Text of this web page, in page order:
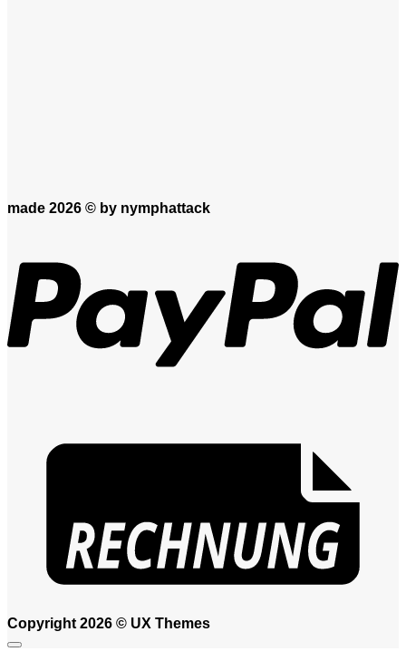
made 2026 © by nymphattack
Copyright 2026 © UX Themes